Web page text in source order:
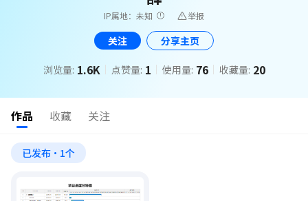
IP属地：未知 举报
关注 分享主页
浏览量: 1.6K 点赞量: 1 使用量: 76 收藏量: 20
作品 收藏 关注
已发布·1个